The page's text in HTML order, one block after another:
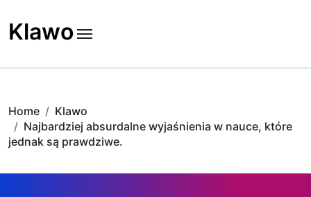
to
content
Klawo
Home
Klawo
Najbardziej absurdalne wyjaśnienia w nauce, które
jednak są prawdziwe.